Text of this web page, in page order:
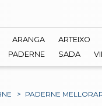
ARANGA ARTEIXO
PADERNE SADA
> PADERNE